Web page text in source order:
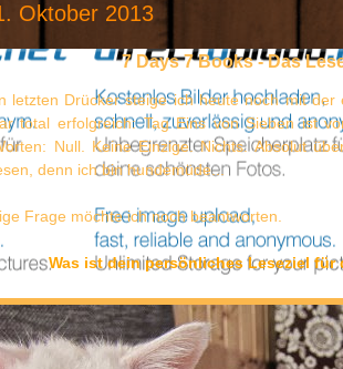
Oktober 2013
7 Days 7 Books - Das
letzten Drücker steige ich heute noch mit der
total erfolgreich: Tag Eins von Sieben ist
Null. Keine Einzige. Nichts. Absolut
denn ich bin hundemüde...
Frage möchte ich noch beantworten.
Was ist dein persönliches Leseziel für